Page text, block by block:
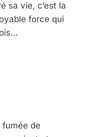
sa vie, c’est la
force qui
de